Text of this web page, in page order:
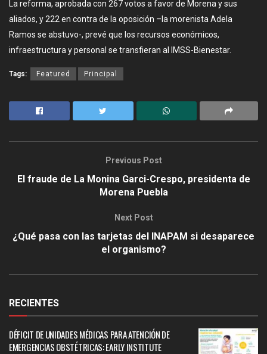
La reforma, aprobada con 267 votos a favor de Morena y sus
aliados, y 222 en contra de la oposición –la morenista Adela
Ramos se abstuvo-, prevé que los recursos económicos,
infraestructura y personal se transfieran al IMSS-Bienestar.
Tags: Featured Principal
Previous Post
El fraude de La Monina Garci-Crespo, presidenta de
Morena Puebla
Next Post
¿Qué pasa con las tarjetas del INAPAM si desaparece
el organismo?
RECIENTES
DÉFICIT DE UNIDADES MÉDICAS PARA ATENCIÓN DE
EMERGENCIAS OBSTÉTRICAS: EARLY INSTITUTE